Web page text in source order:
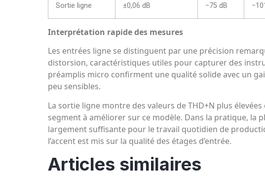
Sortie ligne ±0,06 dB −75 dB
Interprétation rapide des mesures
Les entrées ligne se distinguent par une précision
distorsion, caractéristiques utiles pour capturer des
préamplis micro confirment une qualité solide avec un
peu sensibles.
La sortie ligne montre des valeurs de THD+N plus
segment à améliorer sur ce modèle. Dans la pratique, la
largement suffisante pour le travail quotidien de
l’accent est mis sur la qualité des étages d’entrée.
Articles similaires